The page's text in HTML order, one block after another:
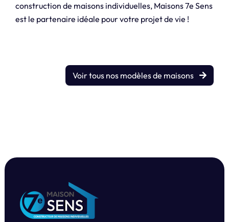
construction de maisons individuelles, Maisons 7e Sens
est le partenaire idéale pour votre projet de vie !
Voir tous nos modèles de maisons